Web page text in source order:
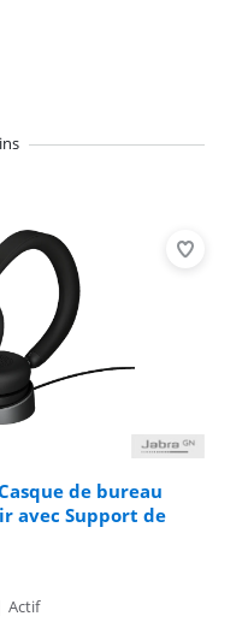
de bureau
avec Support de
Actif